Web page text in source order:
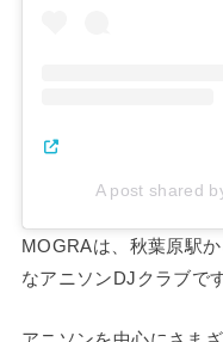
A post shared
MOGRAは、秋葉原駅
なアニソンDJクラブです